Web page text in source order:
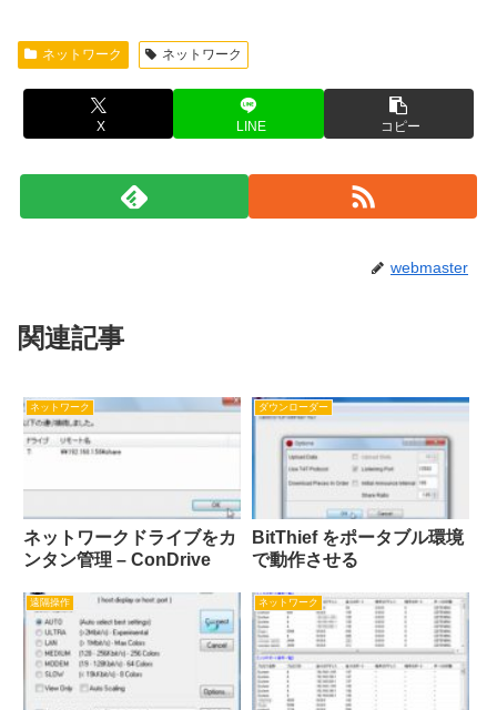
ネットワーク ネットワーク
X LINE コピー
webmaster
関連記事
ネットワーク
ネットワークドライブをカ
ンタン管理 – ConDrive
ダウンローダー
BitThief をポータブル環境
で動作させる
遠隔操作 ネットワーク